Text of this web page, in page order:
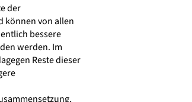
der
können von allen
bessere
werden. Im
Reste dieser